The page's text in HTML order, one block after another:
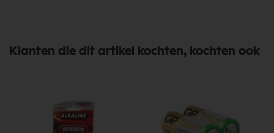
Klanten die dit artikel kochten, kochten ook